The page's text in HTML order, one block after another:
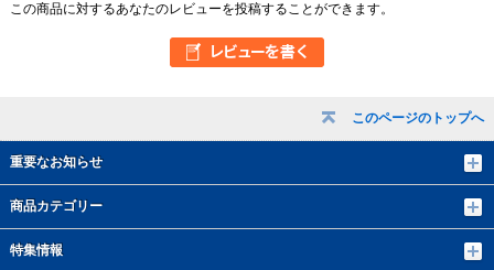
このページのトップへ
重要なお知らせ
商品カテゴリー
特集情報
この商品に対するあなたのレビューを投稿することができます。